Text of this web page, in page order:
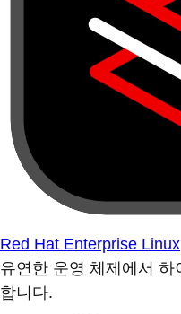
Red Hat Enterprise Linux
유연한 운영 체제에서
합니다.